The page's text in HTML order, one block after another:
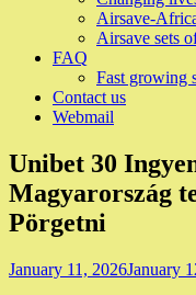
Airsave-
Airsave sets
FAQ
Fast growing
Contact us
Webmail
Unibet 30
Magyarország
Pörgetni
January 11, 2026January